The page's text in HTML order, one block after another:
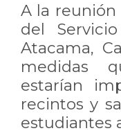
A la
del
Atacama,
medidas
estarían
recintos y
estudiantes